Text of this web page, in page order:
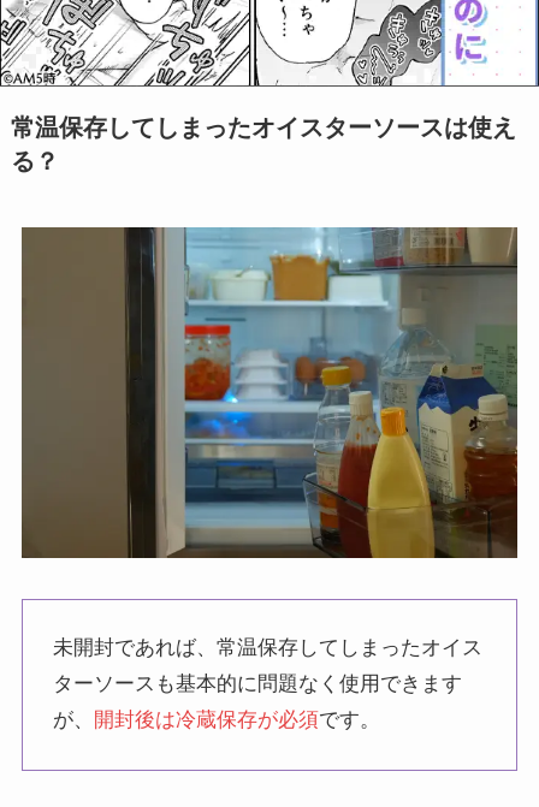
常温保存してしまったオイスターソースは使え
る？
未開封であれば、常温保存してしまったオイス
ターソースも基本的に問題なく使用できます
が、 開封後は冷蔵保存が必須です。